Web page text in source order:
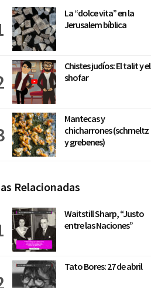
La “dolce vita” en la
Jerusalem bíblica
Chistes judíos: El talit y el
shofar
Mantecas y
chicharrones (schmeltz
y grebenes)
Relacionadas
Waitstill Sharp, “Justo
entre las Naciones”
Tato Bores: 27 de abril